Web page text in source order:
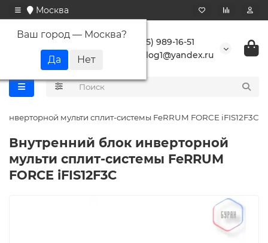
Москва
Ваш город — Москва?
+7 (495) 989-16-51
buranlog1@yandex.ru
мульти сплит-системы FeRRUM FORCE iFIS12F3С
Внутренний блок инверторной
мульти сплит-системы FeRRUM
FORCE iFIS12F3С